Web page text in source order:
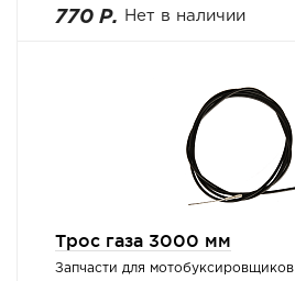
770 Р. Нет в наличии
Трос газа 3000 мм
Запчасти для мотобуксировщиков